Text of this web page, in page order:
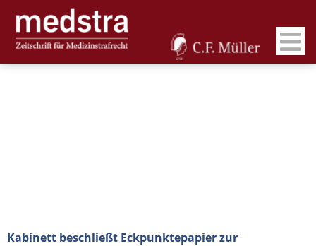
Kabinett beschließt Eckpunktepapier zur